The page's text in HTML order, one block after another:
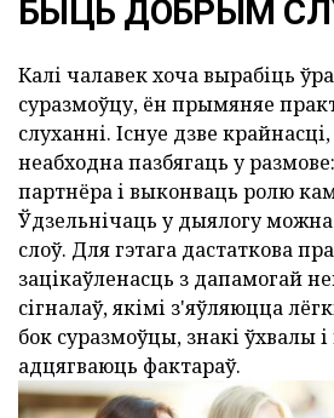
БЫЦЬ ДОБРЫМ
Калі чалавек хоча вырабіць
суразмоўцу, ён прымяняе
слуханні. Існуе дзве
неабходна пазбягаць у
партнёра і выконваць ролю
Ўдзельнічаць у дыялогу можна
слоў. Для гэтага дастаткова
зацікаўленасць з дапамогай
сігналаў, якімі з'яўляюцца
бок суразмоўцы, знакі ўхвалы
адцягваюць фактараў.